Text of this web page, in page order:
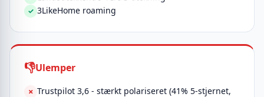
✓ 3LikeHome roaming
Ulemper
✗ Trustpilot 3,6 - stærkt polariseret (41% 5-stjernet,